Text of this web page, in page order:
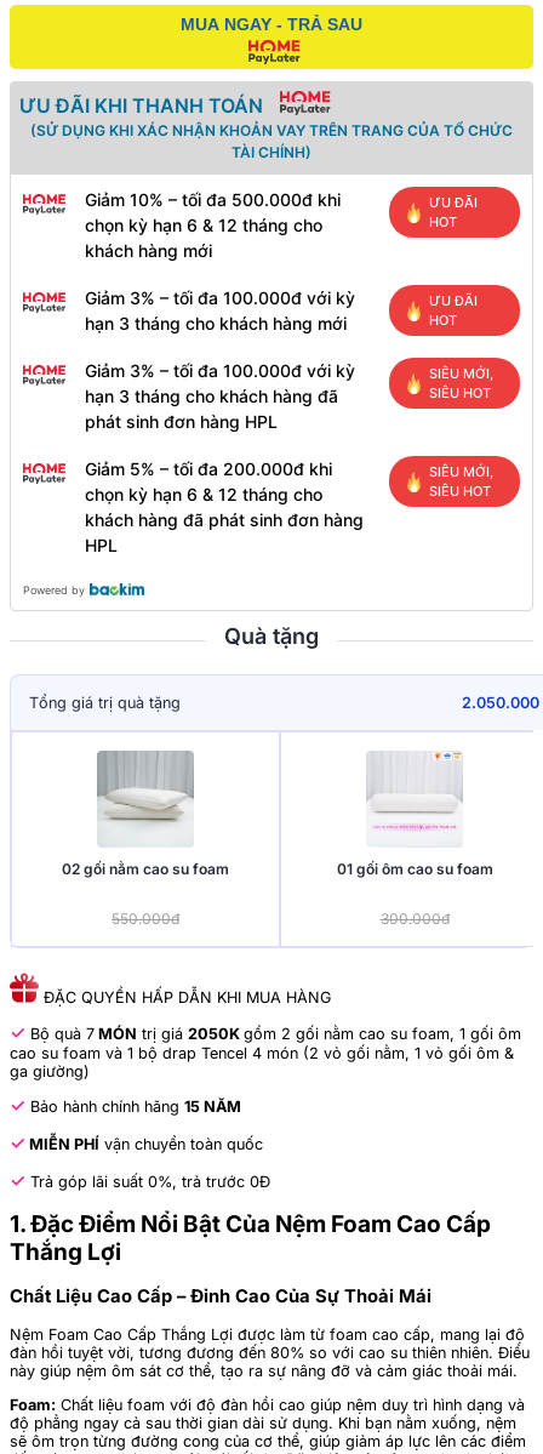
MUA NGAY - TRẢ SAU
ƯU ĐÃI KHI THANH TOÁN
(SỬ DỤNG KHI XÁC NHẬN KHOẢN VAY TRÊN TRANG CỦA TỔ CHỨC
TÀI CHÍNH)
Giảm 10% – tối đa 500.000đ khi
chọn kỳ hạn 6 & 12 tháng cho
khách hàng mới
ƯU ĐÃI
HOT
Giảm 3% – tối đa 100.000đ với kỳ
hạn 3 tháng cho khách hàng mới
ƯU ĐÃI
HOT
Giảm 3% – tối đa 100.000đ với kỳ
hạn 3 tháng cho khách hàng đã
phát sinh đơn hàng HPL
SIÊU MỚI,
SIÊU HOT
Giảm 5% – tối đa 200.000đ khi
chọn kỳ hạn 6 & 12 tháng cho
khách hàng đã phát sinh đơn hàng
HPL
SIÊU MỚI,
SIÊU HOT
Powered by
Quà tặng
Tổng giá trị quà tặng 2.050.000
02 gối nằm cao su foam
550.000đ
01 gối ôm cao su foam
300.000đ
ĐẶC QUYỀN HẤP DẪN KHI MUA HÀNG
✓ Bộ quà 7 MÓN trị giá 2050K gồm 2 gối nằm cao su foam, 1 gối ôm
cao su foam và 1 bộ drap Tencel 4 món (2 vỏ gối nằm, 1 vỏ gối ôm &
ga giường)
✓ Bảo hành chính hãng 15 NĂM
✓ MIỄN PHÍ vận chuyển toàn quốc
✓ Trả góp lãi suất 0%, trả trước 0Đ
1. Đặc Điểm Nổi Bật Của Nệm Foam Cao Cấp
Thắng Lợi
Chất Liệu Cao Cấp – Đỉnh Cao Của Sự Thoải Mái
Nệm Foam Cao Cấp Thắng Lợi được làm từ foam cao cấp, mang lại độ
đàn hồi tuyệt vời, tương đương đến 80% so với cao su thiên nhiên. Điều
này giúp nệm ôm sát cơ thể, tạo ra sự nâng đỡ và cảm giác thoải mái.
Foam: Chất liệu foam với độ đàn hồi cao giúp nệm duy trì hình dạng và
độ phẳng ngay cả sau thời gian dài sử dụng. Khi bạn nằm xuống, nệm
sẽ ôm trọn từng đường cong của cơ thể, giúp giảm áp lực lên các điểm